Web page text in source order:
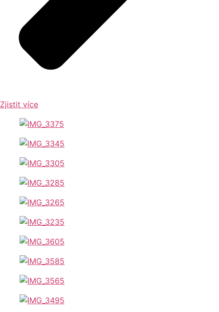
Zjistit více